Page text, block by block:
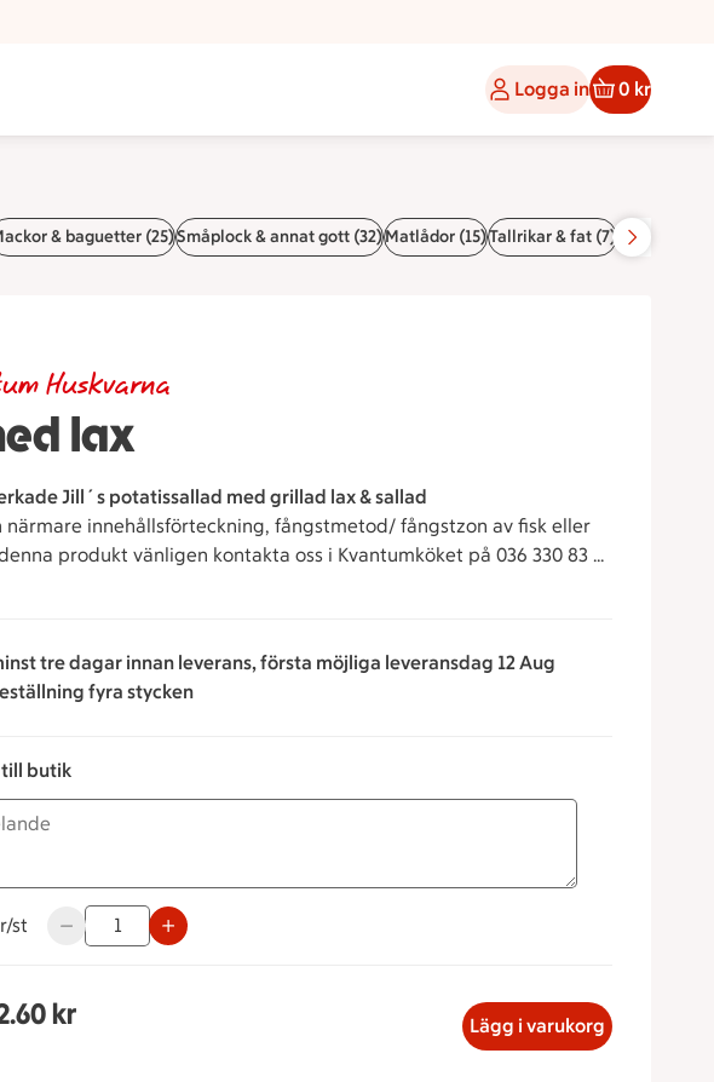
Logga in 0 kr
& baguetter (25)Småplock & annat gott (32)Matlådor (15)Tallrikar & fat (7) Desserter
lax
Huskvarna
Jill´s potatissallad med grillad lax & sallad
närmare innehållsförteckning, fångstmetod/ fångstzon av fisk eller
produkt vänligen kontakta oss i Kvantumköket på 036 330 83 32
7- 17.
tre dagar innan leverans, första möjliga leveransdag 12 Aug
fyra stycken
butik
st Använd knapparna för att minska eller öka värdet, eller ange ett värde
1 stycken Jills med lax, 112.60 kronor
kr Lägg i varukorg